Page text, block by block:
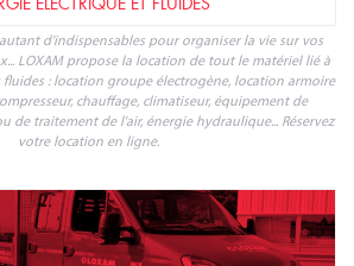
d'indispensables pour organiser la vie sur vos
LOXAM propose la location de tout le matériel lié à
: location groupe électrogène, location armoire
chauffage, climatiseur, équipement de
de traitement de l'air, énergie hydraulique... Réservez
votre location en ligne.